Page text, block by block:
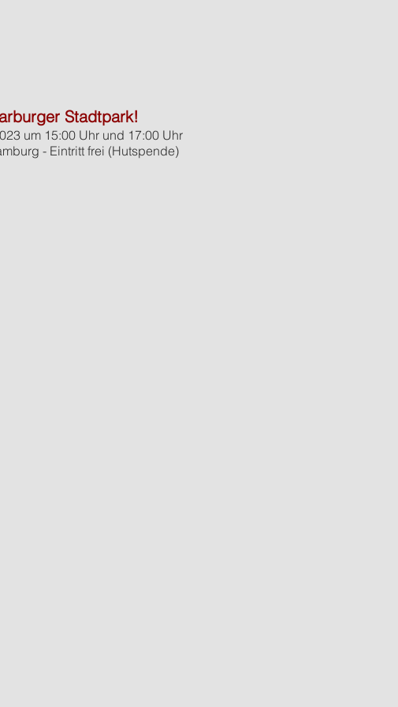
Stadtpark!
um 15:00 Uhr und 17:00 Uhr
- Eintritt frei (Hutspende)